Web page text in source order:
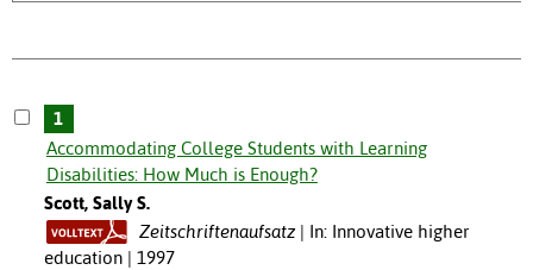
1
Accommodating College Students with Learning
Disabilities: How Much is Enough?
Scott, Sally S.
Zeitschriftenaufsatz
In: Innovative higher
education | 1997